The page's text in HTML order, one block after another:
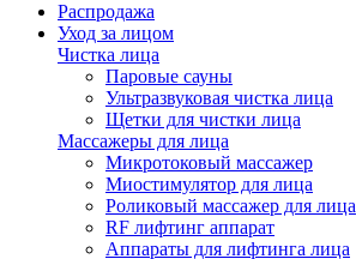
Распродажа
Уход за лицом
Чистка лица
Паровые сауны
Ультразвуковая чистка лица
Щетки для чистки лица
Массажеры для лица
Микротоковый массажер
Миостимулятор для лица
Роликовый массажер для лица
RF лифтинг аппарат
Аппараты для лифтинга лица